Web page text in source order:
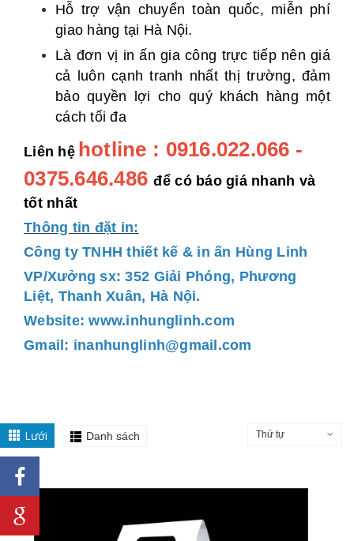
Hỗ trợ vận chuyển toàn quốc, miễn phí
giao hàng tại Hà Nội.
Là đơn vị in ấn gia công trực tiếp nên giá
cả luôn cạnh tranh nhất thị trường, đảm
bảo quyền lợi cho quý khách hàng một
cách tối đa
Liên hệ hotline : 0916.022.066 -
0375.646.486để có báo giá nhanh và
tốt nhất
Thông tin đặt in:
Công ty TNHH thiết kế & in ấn Hùng Linh
VP/Xưởng sx: 352 Giải Phóng, Phương
Liệt, Thanh Xuân, Hà Nội.
Website: www.inhunglinh.com
Gmail: inanhunglinh@gmail.com
Lưới Danh sách Thứ tự